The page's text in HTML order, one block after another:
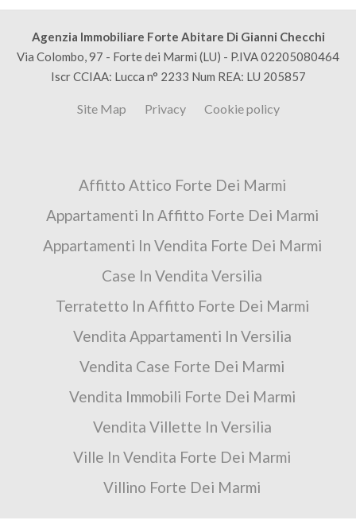
Agenzia Immobiliare Forte Abitare Di Gianni Checchi
Via Colombo, 97 - Forte dei Marmi (LU) - P.IVA 02205080464
Iscr CCIAA: Lucca n° 2233 Num REA: LU 205857
Site Map Privacy Cookie policy
Affitto Attico Forte Dei Marmi
Appartamenti In Affitto Forte Dei Marmi
Appartamenti In Vendita Forte Dei Marmi
Case In Vendita Versilia
Terratetto In Affitto Forte Dei Marmi
Vendita Appartamenti In Versilia
Vendita Case Forte Dei Marmi
Vendita Immobili Forte Dei Marmi
Vendita Villette In Versilia
Ville In Vendita Forte Dei Marmi
Villino Forte Dei Marmi